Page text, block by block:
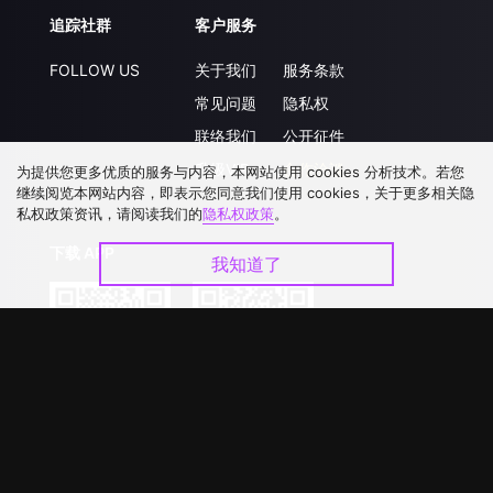
追踪社群
FOLLOW US
客户服务
关于我们
常见问题
联络我们
升级VIP
服务条款
隐私权
公开征件
合作洽談
为提供您更多优质的服务与内容，本网站使用 cookies 分析技术。若您
继续阅览本网站内容，即表示您同意我们使用 cookies，关于更多相关隐
私权政策资讯，请阅读我们的隐私权政策。
我知道了